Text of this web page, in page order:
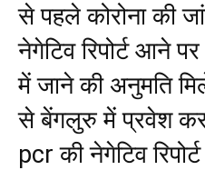
से पहले कोरोना की
नेगेटिव रिपोर्ट आने
में जाने की अनुमति
से बेंगलुरु में प्रवेश
pcr की नेगेटिव